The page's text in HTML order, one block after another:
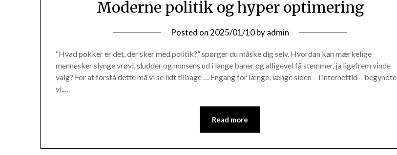
Moderne politik og hyper optimering
Posted on2025/01/10byadmin
“Hvad pokker er det, der sker med politik?” spørger du måske dig selv. Hvordan kan mærkelige
mennesker slynge vrøvl, sludder og nonsens ud i lange baner og alligevel få stemmer, ja ligefrem vinde
valg? For at forstå dette må vi se lidt tilbage … Engang for længe, længe siden – i internettid – begyndte
vi,…
Read more